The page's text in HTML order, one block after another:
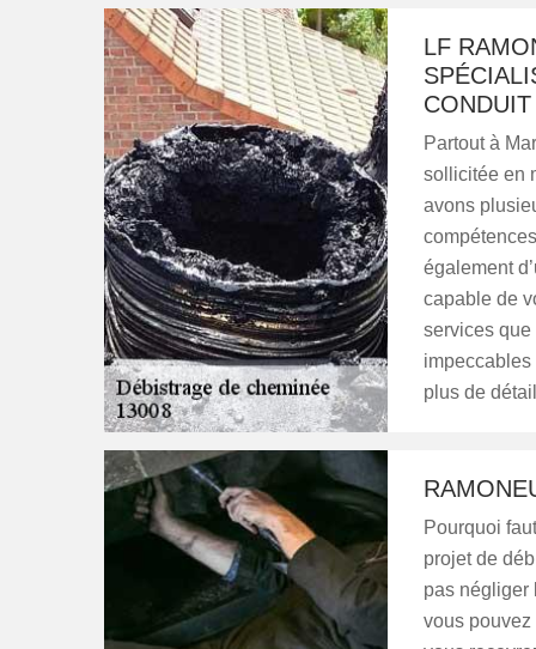
LF
CONDUIT
Partout à
sollicitée en
avons
également
capable de
services que
impeccables
plus de
Pourquoi
projet de
pas négliger
vous pouvez